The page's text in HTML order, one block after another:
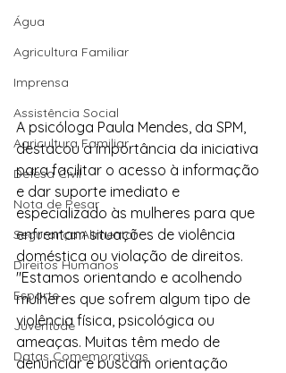
Água
Agricultura Familiar
Imprensa
Assistência Social
Agricultura Familiar
Defesa Civil
Nota de Pesar
Segurança Alimentar
Direitos Humanos
Esporte
Juventude
Datas Comemorativas
A psicóloga Paula Mendes, da SPM,
destacou a importância da iniciativa
para facilitar o acesso à informação
e dar suporte imediato e
especializado às mulheres para que
enfrentam situações de violência
doméstica ou violação de direitos.
"Estamos orientando e acolhendo
mulheres que sofrem algum tipo de
violência física, psicológica ou
ameaças. Muitas têm medo de
denunciar e buscam orientação